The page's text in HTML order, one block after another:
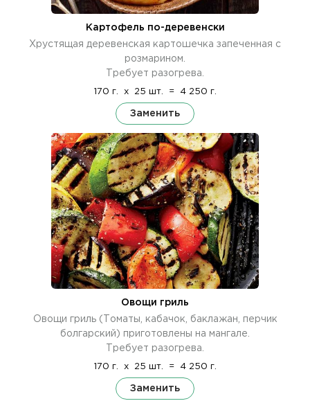
Картофель по-деревенски
Хрустящая деревенская картошечка запеченная с
розмарином.
Требует разогрева.
170 г. x 25 шт. = 4 250 г.
Заменить
Овощи гриль
Овощи гриль (Томаты, кабачок, баклажан, перчик
болгарский) приготовлены на мангале.
Требует разогрева.
170 г. x 25 шт. = 4 250 г.
Заменить